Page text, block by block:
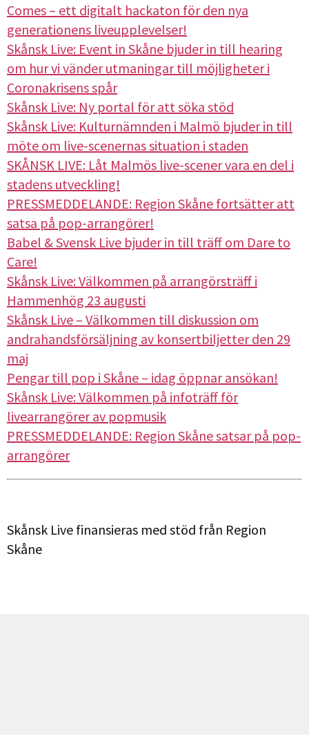
Comes – ett digitalt hackaton för den nya
generationens liveupplevelser!
Skånsk Live: Event in Skåne bjuder in till hearing
om hur vi vänder utmaningar till möjligheter i
Coronakrisens spår
Skånsk Live: Ny portal för att söka stöd
Skånsk Live: Kulturnämnden i Malmö bjuder in till
möte om live-scenernas situation i staden
SKÅNSK LIVE: Låt Malmös live-scener vara en del i
stadens utveckling!
PRESSMEDDELANDE: Region Skåne fortsätter att
satsa på pop-arrangörer!
Babel & Svensk Live bjuder in till träff om Dare to
Care!
Skånsk Live: Välkommen på arrangörsträff i
Hammenhög 23 augusti
Skånsk Live – Välkommen till diskussion om
andrahandsförsäljning av konsertbiljetter den 29
maj
Pengar till pop i Skåne – idag öppnar ansökan!
Skånsk Live: Välkommen på infoträff för
livearrangörer av popmusik
PRESSMEDDELANDE: Region Skåne satsar på pop-
arrangörer
Skånsk Live finansieras med stöd från Region
Skåne